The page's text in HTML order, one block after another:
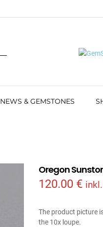
NEWS & GEMSTONES
Oregon
120.00 €
The product picture
the 10x loupe.